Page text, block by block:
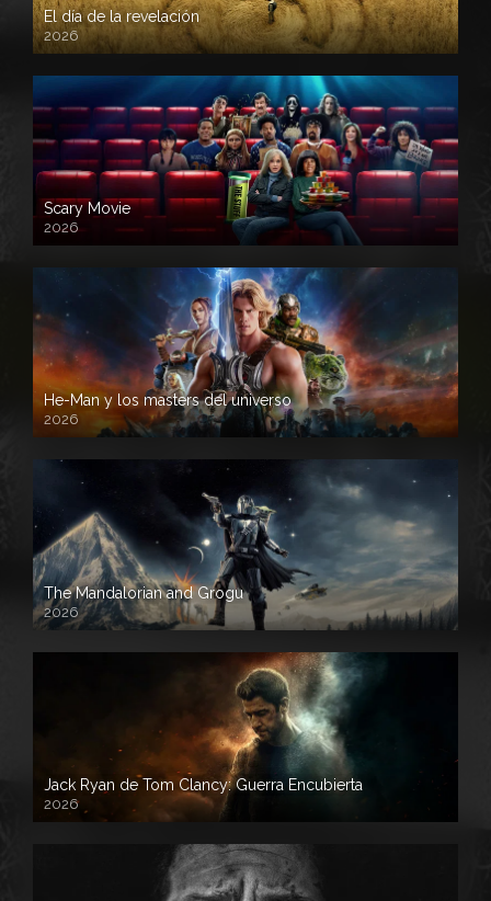
El día de la revelación
2026
Scary Movie
2026
He-Man y los masters del universo
2026
The Mandalorian and Grogu
2026
Jack Ryan de Tom Clancy: Guerra Encubierta
2026